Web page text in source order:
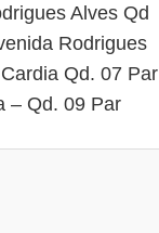
Alves Qd
Rodrigues
Qd. 07 Par
– Qd. 09 Par